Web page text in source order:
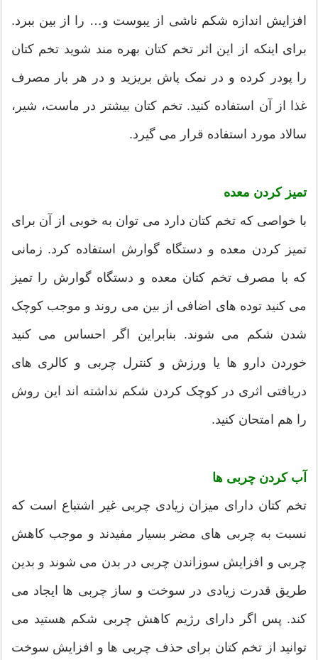
افزایش اندازه شکم ناشی از یبوست و… را از بین ببرد.
برای اینکه از این اثر تخم کتان بهره مند شوید تخم کتان
را پودر کرده و در نمک پاش بریزید و در هر بار مصرف
غذا از آن استفاده کنید. تخم کتان بیشتر در ماست، شیر،
سالاد مورد استفاده قرار می گیرد.
تمیز کردن معده
با خواصی که تخم کتان دارد می توان به خوبی از آن برای
تمیز کردن معده و دستگاه گوارش استفاده کرد. زمانی
که با مصرف تخم کتان معده و دستگاه گوارش را تمیز
می کنید توده های اضافی از بین می روند و موجب کوچک
شدن شکم می شوند. بنابراین اگر احساس می کنید
خوردن دارو ها یا ورزش و کنترل چربی و کالری های
دریافتی اثری در کوچک کردن شکم نداشته اند این روش
را هم امتحان کنید.
آب کردن چربی ها
تخم کتان دارای میزان زیادی چربی غیر اشتباع است که
نسبت به چربی های مضر بسیار مفیدند و موجب کاهش
چربی و افزایش سوزاندن چربی در بدن می شوند و بدین
طریق قدرت زیادی در سوخت و ساز چربی ها ایجاد می
کند. پس اگر دارای رژیم کاهش چربی شکم هستید می
توانید از تخم کتان برای حذف چربی ها و افزایش سوخت